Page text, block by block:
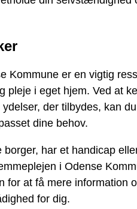
Kommune er en vigtig
pleje i eget hjem. Ved at
der tilbydes, kan
dine behov.
har et handicap
i Odense
for at få mere information
for dig.